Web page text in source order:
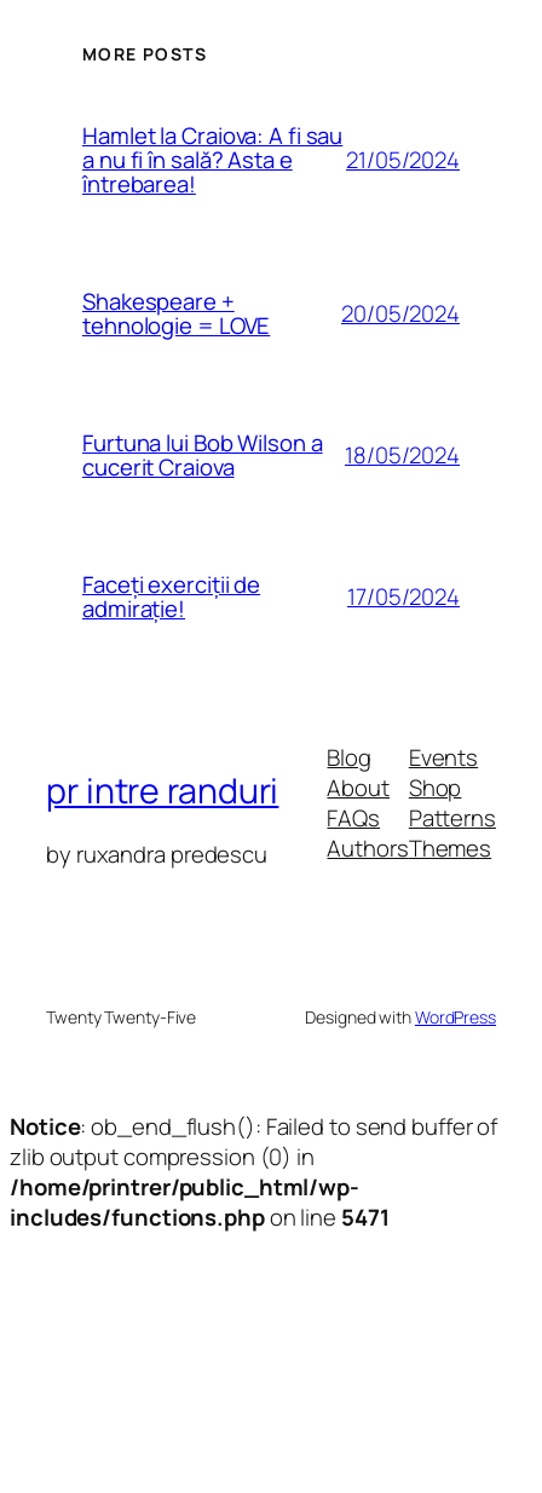
MORE POSTS
Hamlet la Craiova: A fi sau
a nu fi în sală? Asta e
întrebarea!
21/05/2024
Shakespeare +
tehnologie = LOVE 20/05/2024
Furtuna lui Bob Wilson a
cucerit Craiova 18/05/2024
Faceți exerciții de
admirație! 17/05/2024
pr intre randuri
by ruxandra predescu
Blog
About
FAQs
Authors
Events
Shop
Patterns
Themes
Twenty Twenty-Five Designed withWordPress
Notice: ob_end_flush(): Failed to send buffer of
zlib output compression (0) in
/home/printrer/public_html/wp-
includes/functions.phpon line 5471